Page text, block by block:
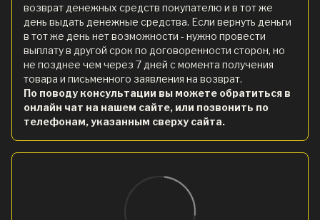
возврат денежных средств покупателю и в тот же
день выдать денежные средства. Если вернуть деньги
в тот же день нет возможности - нужно провести
выплату в другой срок по договоренности сторон, но
не позднее чем через 7 дней с момента получения
товара и письменного заявления на возврат.
По поводу консультации вы можете обратиться в
онлайн чат на нашем сайте, или позвонить по
телефонам, указанным сверху сайта.